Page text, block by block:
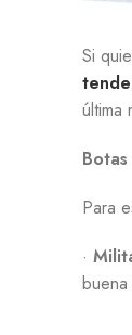
Si
última
Para
·